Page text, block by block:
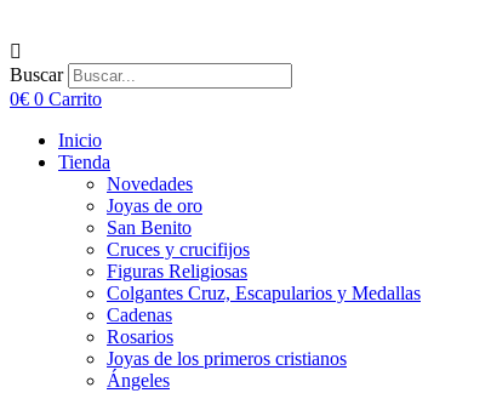
Buscar
0€ 0 Carrito
Inicio
Tienda
Novedades
Joyas de oro
San Benito
Cruces y crucifijos
Figuras Religiosas
Colgantes Cruz, Escapularios y Medallas
Cadenas
Rosarios
Joyas de los primeros cristianos
Ángeles